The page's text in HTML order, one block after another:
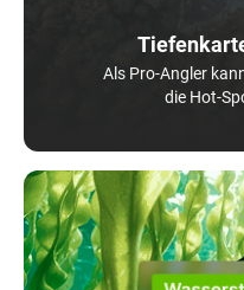
Als Pro-Angler
die Hot-